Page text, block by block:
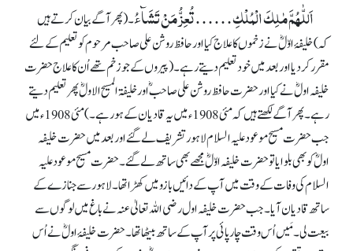
اَللّٰھُمَّ مٰلِکَ الْمُلْکِ……تُعِزُّ مَنْ تَشَآءُ۔ (پھر آگے بیان کرتے ہیں
کہ) خلیفۂ اوّلؓ نے زخموں کا علاج کیا اور حافظ روشن علی صاحب مرحوم کو تعلیم کے لئے
مقرر کر دیا اور بعد میں خود تعلیم دیتے رہے۔ (پیروں کے جو زخم تھے اُن کا علاج حضرت
خلیفہ اولؓ نے کیا اور حضرت حافظ روشن علی صاحبؓ اور خلیفۃ المسیح الاولؓ پھر تعلیم دیتے
رہے۔ پھر آگے لکھتے ہیں کہ مئی 1908ء میں یہ قادیان کے ہو رہے۔) مئی 1908ء میں
جب حضرت مسیح موعود علیہ السلام لاہور تشریف لے گئے اور بعد میں حضرت خلیفہ
اولؓ کو بھی بلوایا تو حضرت خلیفہ اوّلؓ مجھے بھی ساتھ لے گئے۔ حضرت مسیح موعود علیہ
السلام کی وفات کے وقت میں آپ کے دائیں بازو میں کھڑا تھا۔ لاہور سے جنازے کے
ساتھ قادیان آیا۔ جب حضرت خلیفہ اول رضی اللہ تعالیٰ عنہ نے باغ میں لوگوں سے
بیعت لی۔ مَیں اُس وقت چارپائی پر آپ کے ساتھ بیٹھا تھا۔ حضرت خلیفۂ اولؓ نے اُس